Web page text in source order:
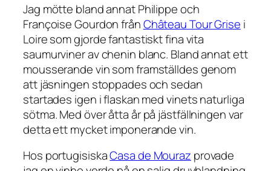
Jag mötte bland annat Philippe och
Françoise Gourdon frånChâteau Tour Grise i
Loire som gjorde fantastiskt fina vita
saumurviner av chenin blanc. Bland annat ett
mousserande vin som framställdes genom
att jäsningen stoppades och sedan
startades igen i flaskan med vinets naturliga
sötma. Med över åtta år på jästfällningen var
detta ett mycket imponerande vin.
Hos portugisiskaCasa de Mouraz provade